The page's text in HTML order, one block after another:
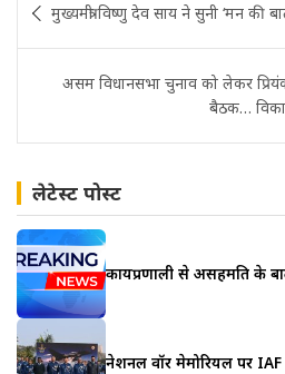
navigation
मुख्यमंत्री विष्णु देव साय ने सुनी ‘मन की
असम विधानसभा चुनाव को लेकर
बैठक…
लेटेस्ट पोस्ट
कार्यप्रणाली से असहमति के
नेशनल वॉर मेमोरियल पर IAF